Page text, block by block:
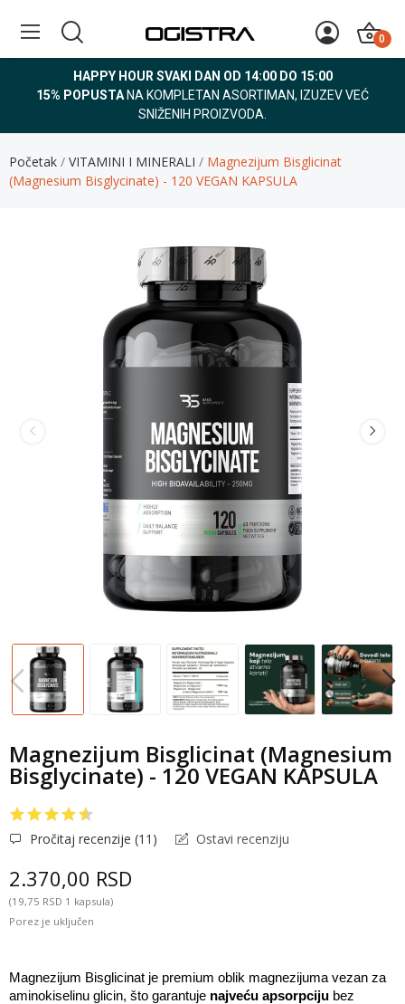
0
HAPPY HOUR SVAKI DAN OD 14:00 DO 15:00
15% POPUSTA NA KOMPLETAN ASORTIMAN, IZUZEV VEĆ
SNIŽENIH PROIZVODA.
Početak VITAMINI I MINERALI
Magnezijum Bisglicinat
(Magnesium Bisglycinate) - 120 VEGAN KAPSULA
Magnezijum Bisglicinat (Magnesium
Bisglycinate) - 120 VEGAN KAPSULA
Pročitaj recenzije (11 ) Ostavi recenziju
2.370,00 RSD
(19,75 RSD 1 kapsula)
Porez je uključen
Magnezijum Bisglicinat je premium oblik magnezijuma vezan za
aminokiselinu glicin, što garantuje najveću apsorpciju bez